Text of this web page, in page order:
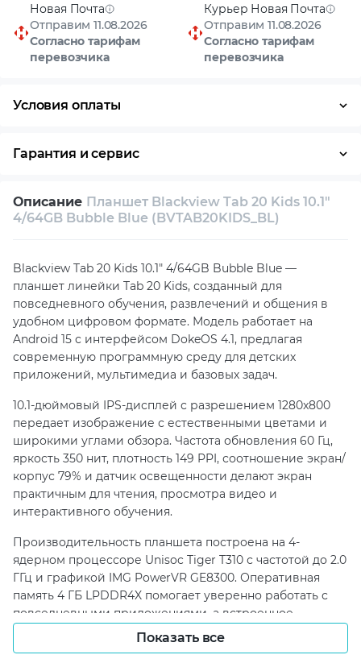
Новая Почта
Отправим 11.08.2026
Согласно тарифам
перевозчика
Курьер Новая Почта
Отправим 11.08.2026
Согласно тарифам
перевозчика
Условия оплаты
Гарантия и сервис
Собственный сервисный центр
Описание Планшет Blackview Tab 20 Kids 10.1"
4/64GB Bubble Blue (BVTAB20KIDS_BL)
Blackview Tab 20 Kids 10.1" 4/64GB Bubble Blue —
планшет линейки Tab 20 Kids, созданный для
повседневного обучения, развлечений и общения в
удобном цифровом формате. Модель работает на
Android 15 с интерфейсом DokeOS 4.1, предлагая
современную программную среду для детских
приложений, мультимедиа и базовых задач.
10.1-дюймовый IPS-дисплей с разрешением 1280x800
передает изображение с естественными цветами и
широкими углами обзора. Частота обновления 60 Гц,
яркость 350 нит, плотность 149 PPI, соотношение экран/
корпус 79% и датчик освещенности делают экран
практичным для чтения, просмотра видео и
интерактивного обучения.
Производительность планшета построена на 4-
ядерном процессоре Unisoc Tiger T310 с частотой до 2.0
ГГц и графикой IMG PowerVR GE8300. Оперативная
память 4 ГБ LPDDR4X помогает уверенно работать с
повседневными приложениями, а встроенное
хранилище 64 ГБ eMMC 5.1 можно расширить картой
microSD до 2048 ГБ.
Показать все